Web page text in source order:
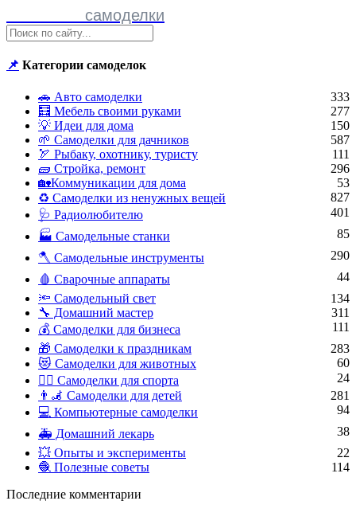
самоделки
📌 Категории самоделок
🚗 Авто самоделки
333
🧮 Мебель своими руками
277
💡 Идеи для дома
150
🌱 Самоделки для дачников
587
🏹 Рыбаку, охотнику, туристу
111
🧱 Стройка, ремонт
296
🏡Коммуникации для дома
53
♻ Самоделки из ненужных вещей
827
🩺 Радиолюбителю
401
🏭 Самодельные станки
85
🪓 Самодельные инструменты
290
🩸 Сварочные аппараты
44
🔦 Самодельный свет
134
🔧 Домашний мастер
311
💰 Самоделки для бизнеса
111
🎁 Самоделки к праздникам
283
😻 Самоделки для животных
60
🏋️‍♀️ Самоделки для спорта
24
👨‍🦼 Самоделки для детей
281
💻 Компьютерные самоделки
94
🚑 Домашний лекарь
38
💥 Опыты и эксперименты
22
🧶 Полезные советы
114
Последние комментарии